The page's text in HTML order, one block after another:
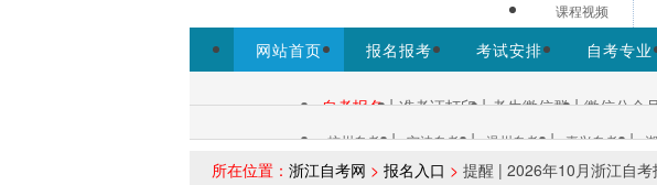
课程视频
网站首页 报名报考 考试安排 自考专业
自考报名 | 准考证打印 | 考生微信群 | 微信公众
各市自考：
杭州自考 | 宁波自考 | 温州自考 | 嘉兴自考 |
所在位置： 浙江自考网 > 报名入口 > 提醒 | 2026年10月浙江自